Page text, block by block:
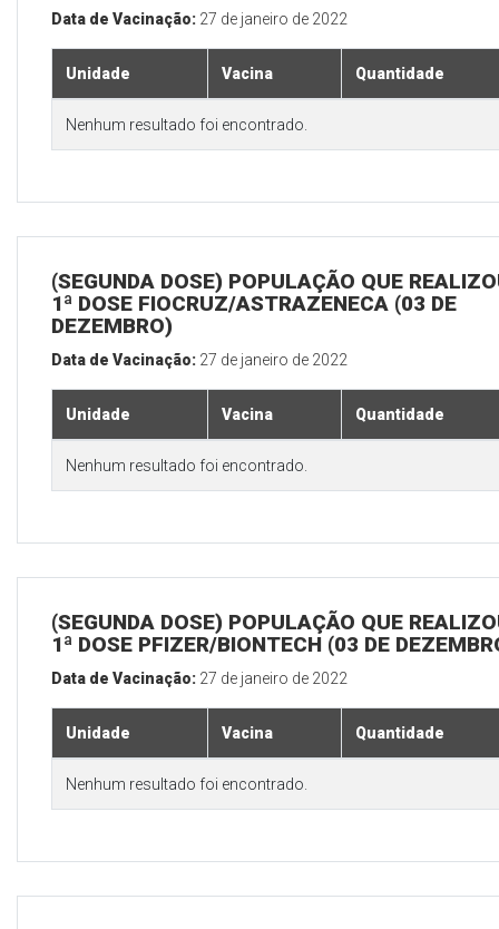
Data de Vacinação: 27 de janeiro de 2022
Unidade Vacina Quantidade
Nenhum resultado foi encontrado.
(SEGUNDA DOSE) POPULAÇÃO QUE
1ª DOSE FIOCRUZ/ASTRAZENECA (03 DE
DEZEMBRO)
Data de Vacinação: 27 de janeiro de 2022
Unidade Vacina Quantidade
Nenhum resultado foi encontrado.
(SEGUNDA DOSE) POPULAÇÃO QUE
1ª DOSE PFIZER/BIONTECH (03 DE
Data de Vacinação: 27 de janeiro de 2022
Unidade Vacina Quantidade
Nenhum resultado foi encontrado.